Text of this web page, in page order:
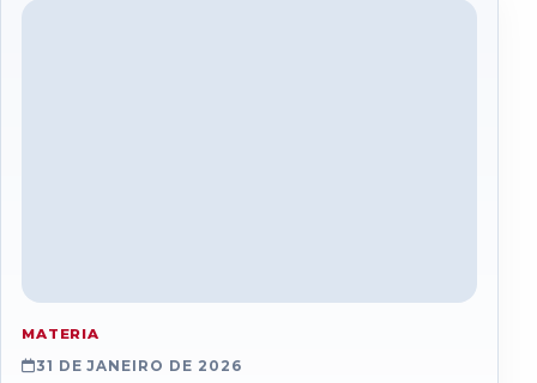
MATERIA
31 DE JANEIRO DE 2026